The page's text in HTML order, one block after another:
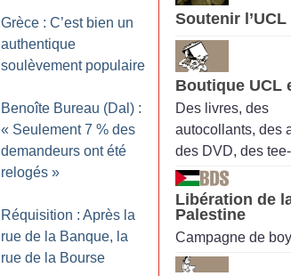
Grèce : C’est bien un
authentique
soulèvement populaire
Benoîte Bureau (Dal) :
« Seulement 7 % des
demandeurs ont été
relogés »
Réquisition : Après la
rue de la Banque, la
rue de la Bourse
Soutenir l’UCL
Boutique UCL
Des livres, des
autocollants, des
des DVD, des
Libération de
Palestine
Campagne de